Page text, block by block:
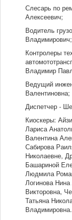
Слесарь по
Алексеевич;
Водитель
Владимирович;
Контролеры
Владимир
Ведущий
Валентиновна;
Диспетчер -
Киоскеры:
Лариса
Валентина
Сабирова
Николаевне,
Башариной
Людмила
Логинова
Викторовна,
Татьяна
Владимировна.